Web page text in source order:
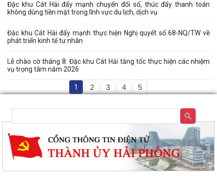
Đặc khu Cát Hải đẩy mạnh chuyển đổi số, thúc đẩy thanh toán
không dùng tiền mặt trong lĩnh vực du lịch, dịch vụ
Đặc khu Cát Hải đẩy mạnh thực hiện Nghị quyết số 68-NQ/TW về
phát triển kinh tế tư nhân
Lễ chào cờ tháng 8: Đặc khu Cát Hải tăng tốc thực hiện các nhiệm
vụ trọng tâm năm 2026
1 2 3 4 5